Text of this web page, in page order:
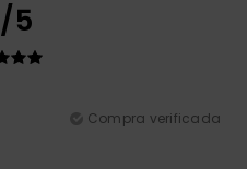
/5
Compra verificada